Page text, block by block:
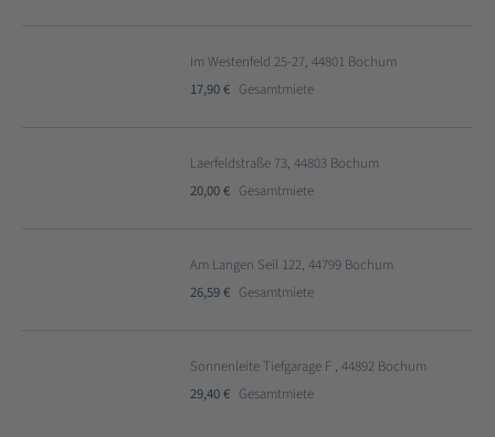
Im Westenfeld 25-27, 44801 Bochum
17,90 € Gesamtmiete
Laerfeldstraße 73, 44803 Bochum
20,00 € Gesamtmiete
Am Langen Seil 122, 44799 Bochum
26,59 € Gesamtmiete
Sonnenleite Tiefgarage F , 44892 Bochum
29,40 € Gesamtmiete